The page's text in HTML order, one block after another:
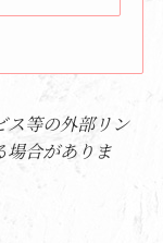
等の外部リン
場合がありま